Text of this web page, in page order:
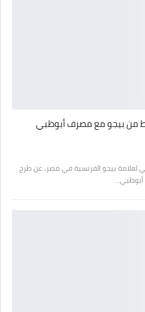
من بيجو مع مصرف أبوظبي
لعلامة بيجو الفرنسية في مصر، عن طرح